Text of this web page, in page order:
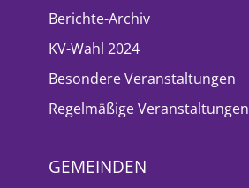
Berichte-Archiv
KV-Wahl 2024
Besondere Veranstaltungen
Regelmäßige Veranstaltungen
GEMEINDEN